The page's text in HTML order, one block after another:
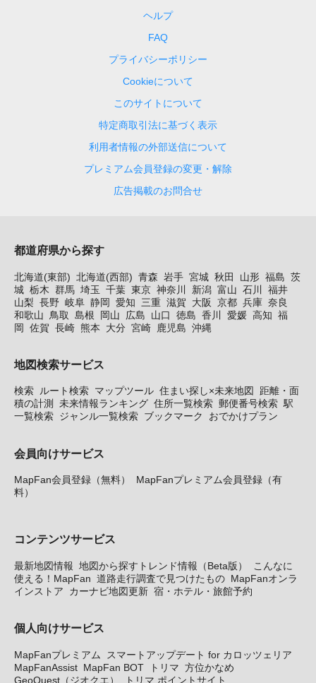
ヘルプ
FAQ
プライバシーポリシー
Cookieについて
このサイトについて
特定商取引法に基づく表示
利用者情報の外部送信について
プレミアム会員登録の変更・解除
広告掲載のお問合せ
都道府県から探す
北海道(東部) 北海道(西部) 青森 岩手 宮城 秋田 山形 福島 茨
城 栃木 群馬 埼玉 千葉 東京 神奈川 新潟 富山 石川
福井
山梨 長野 岐阜 静岡 愛知 三重 滋賀 大阪 京都 兵庫 奈良
和歌山
鳥取 島根 岡山 広島 山口 徳島 香川 愛媛 高知 福
岡 佐賀 長崎 熊本 大分 宮崎 鹿児島 沖縄
地図検索サービス
検索 ルート検索 マップツール 住まい探し×未来地図
距離・面
積の計測
未来情報ランキング 住所一覧検索 郵便番号検索 駅
一覧検索 ジャンル一覧検索 ブックマーク おでかけプラン
会員向けサービス
MapFan会員登録（無料）
MapFanプレミアム会員登録（有
料）
コンテンツサービス
最新地図情報 地図から探すトレンド情報（Beta版）
こんなに
使える！MapFan 道路走行調査で見つけたもの MapFanオンラ
インストア
カーナビ地図更新 宿・ホテル・旅館予約
個人向けサービス
MapFanプレミアム
スマートアップデート for カロッツェリア
MapFanAssist MapFan BOT トリマ 方位かなめ
GeoQuest（ジオクエ）
トリマ ポイントサイト